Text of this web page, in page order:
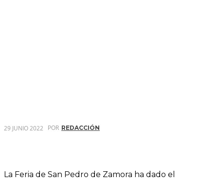
29 JUNIO 2022 POR REDACCIÓN
La Feria de San Pedro de Zamora ha dado el